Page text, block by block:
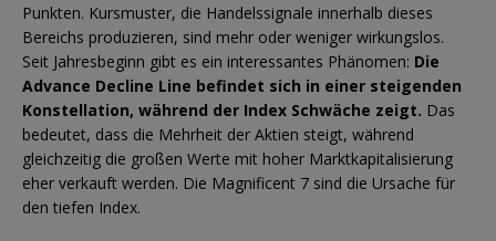
Punkten. Kursmuster, die Handelssignale innerhalb dieses
Bereichs produzieren, sind mehr oder weniger wirkungslos.
Seit Jahresbeginn gibt es ein interessantes Phänomen: Die
Advance Decline Line befindet sich in einer steigenden
Konstellation, während der Index Schwäche zeigt. Das
bedeutet, dass die Mehrheit der Aktien steigt, während
gleichzeitig die großen Werte mit hoher Marktkapitalisierung
eher verkauft werden. Die Magnificent 7 sind die Ursache für
den tiefen Index.